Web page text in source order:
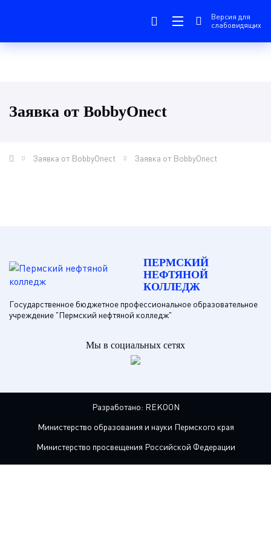
Версия для
слабовидящих
Заявка от BobbyOnect
Заявка от BobbyOnect Заявка от BobbyOnect
ПЕРМСКИЙ
НЕФТЯНОЙ
КОЛЛЕДЖ
Государственное бюджетное профессиональное образовательное
учреждение "Пермский нефтяной колледж"
Мы в социальных сетях
Разработано: REKOON
Министерство образования и науки Пермского края
Министерство просвещения Российской Федерации